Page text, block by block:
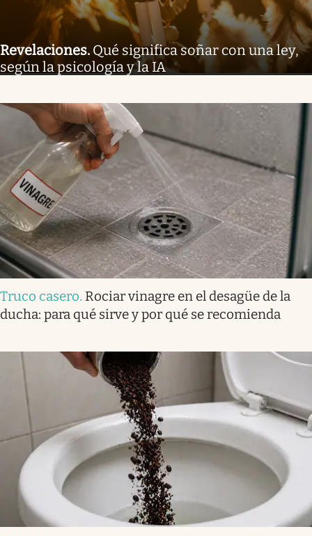
Revelaciones. Qué significa soñar con una ley,
según la psicología y la IA
Truco casero. Rociar vinagre en el desagüe de la
ducha: para qué sirve y por qué se recomienda